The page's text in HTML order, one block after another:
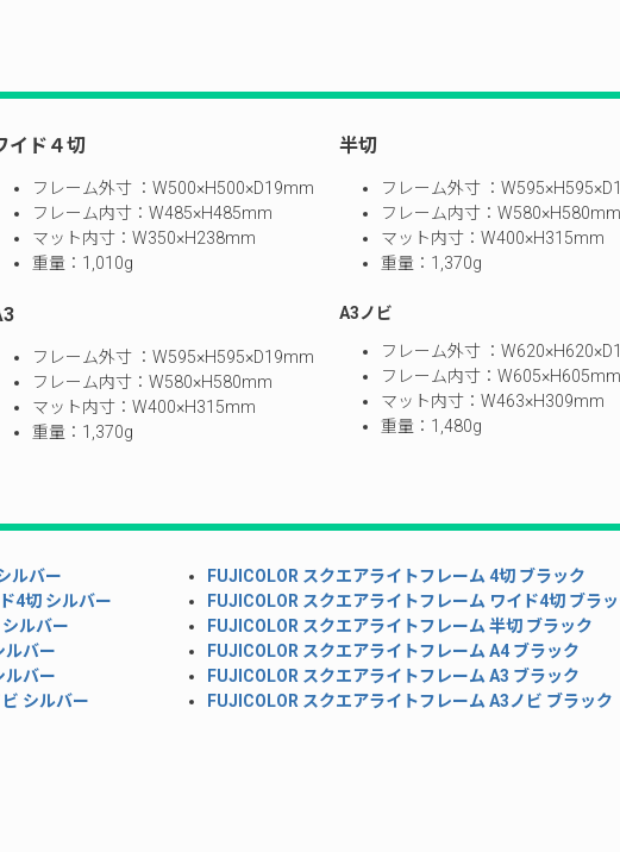
イド４切
フレーム外寸 ：W500×H500×D19mm
フレーム内寸：W485×H485mm
マット内寸：W350×H238mm
重量：1,010g
半切
フレーム外寸 ：
フレーム内寸：W580×H580mm
マット内寸：W400×H315mm
重量：1,370g
フレーム外寸 ：W595×H595×D19mm
フレーム内寸：W580×H580mm
マット内寸：W400×H315mm
重量：1,370g
A3ノビ
フレーム外寸 ：
フレーム内寸：W605×H605mm
マット内寸：W463×H309mm
重量：1,480g
ルバー
4切 シルバー
ルバー
ルバー
ルバー
シルバー
FUJICOLOR スクエアライトフレーム 4切 ブラック
FUJICOLOR スクエアライトフレーム ワイド4切 ブラ
FUJICOLOR スクエアライトフレーム 半切 ブラック
FUJICOLOR スクエアライトフレーム A4 ブラック
FUJICOLOR スクエアライトフレーム A3 ブラック
FUJICOLOR スクエアライトフレーム A3ノビ ブラック